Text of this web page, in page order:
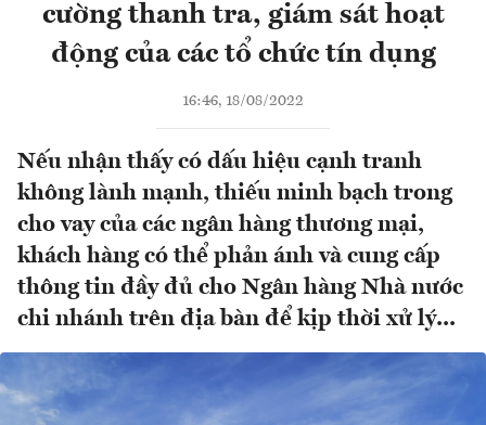
cường thanh tra, giám sát hoạt
động của các tổ chức tín dụng
16:46, 18/08/2022
Nếu nhận thấy có dấu hiệu cạnh tranh
không lành mạnh, thiếu minh bạch trong
cho vay của các ngân hàng thương mại,
khách hàng có thể phản ánh và cung cấp
thông tin đầy đủ cho Ngân hàng Nhà nước
chi nhánh trên địa bàn để kịp thời xử lý...